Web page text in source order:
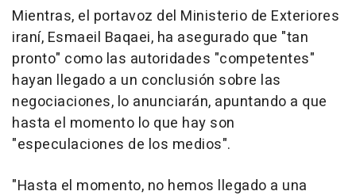
Mientras, el portavoz del Ministerio de Exteriores
iraní, Esmaeil Baqaei, ha asegurado que "tan
pronto" como las autoridades "competentes"
hayan llegado a un conclusión sobre las
negociaciones, lo anunciarán, apuntando a que
hasta el momento lo que hay son
"especulaciones de los medios".
"Hasta el momento, no hemos llegado a una